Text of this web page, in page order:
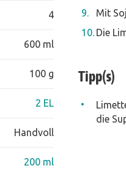
4
600 ml
100 g
2 EL
Handvoll
200 ml
Mit
Die
Tipp(s)
die